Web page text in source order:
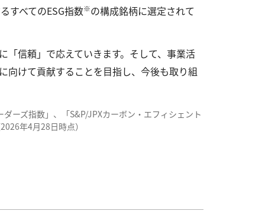
すべてのESG指数※の構成銘柄に選定されて
「信頼」で応えていきます。そして、事業活
向けて貢献することを目指し、今後も取り組
ーズ指数」、「S&P/JPXカーボン・エフィシェント
年4月28日時点）